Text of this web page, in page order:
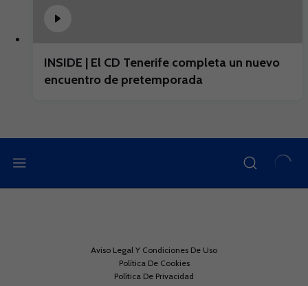
INSIDE | El CD Tenerife completa un nuevo
encuentro de pretemporada
Aviso Legal Y Condiciones De Uso
Política De Cookies
Política De Privacidad